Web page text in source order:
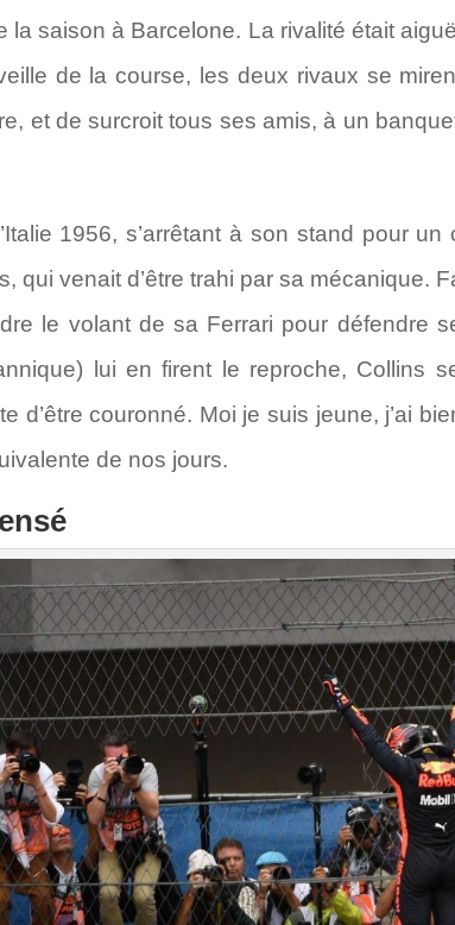
la saison à Barcelone. La rivalité était
de la course, les deux rivaux se
et de surcroit tous ses amis, à un
1956, s’arrêtant à son stand pour
qui venait d’être trahi par sa mécanique.
le volant de sa Ferrari pour défendre
lui en firent le reproche, Collins
d’être couronné. Moi je suis jeune, j’ai
de nos jours.